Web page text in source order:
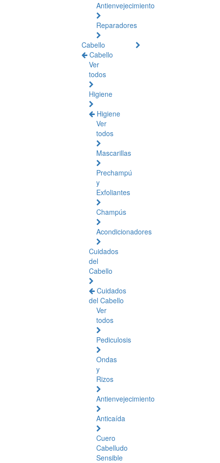
Antienvejecimiento
Reparadores
Cabello
Cabello
Ver
todos
Higiene
Higiene
Ver
todos
Mascarillas
Prechampú
y
Exfoliantes
Champús
Acondicionadores
Cuidados
del
Cabello
Cuidados
del Cabello
Ver
todos
Pediculosis
Ondas
y
Rizos
Antienvejecimiento
Anticaída
Cuero
Cabelludo
Sensible